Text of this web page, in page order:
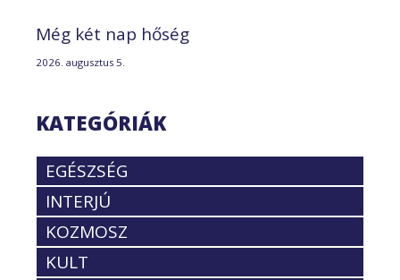
Még két nap hőség
2026. augusztus 5.
KATEGÓRIÁK
EGÉSZSÉG
INTERJÚ
KOZMOSZ
KULT